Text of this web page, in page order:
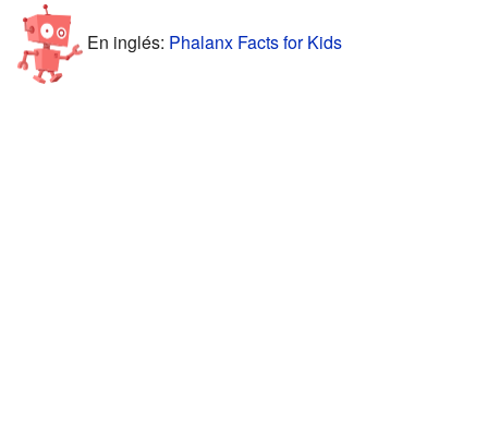
En inglés: Phalanx Facts for Kids